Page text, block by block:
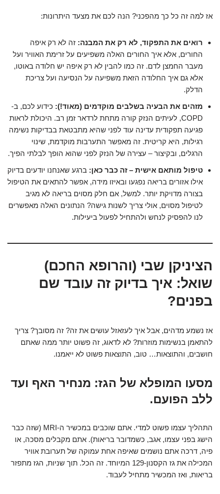
אז למה זה כל כך מהפכני? הנה לכם את מצעד היתרונות:
רואים את התפקוד, לא רק את המבנה: זה לא רק איפה
החורים, אלא איך החורים האלה משפיעים על זרימת האוויר ועל
מעבר החמצן לדם. זה כמו להבין לא רק איפה יש חלודה באוטו,
אלא גם איך החלודה הזאת משפיעה על הנסיעה ועל צריכת
הדלק.
מזהים את הבעיה בשלבים מוקדמים (מאוד!): כידוע לכם, ב-
COPD, לעיתים הנזק קורה מתחת לרדאר זמן רב. היכולת לראות
פגיעה תפקודית עדינה עוד לפני שהיא מתבטאת בבדיקות נשימה
רגילות, היא קריטית. זה מאפשר התערבות מוקדמת, שינוי
הרגלים, ובקיצור – עצירה של הנזק לפני שהוא הופך לבלתי הפיך.
טיפול מותאם אישית – זה כבר כאן: ברגע שאנחנו יודעים בדיוק
אילו אזורים בריאה נפגעו ובאיזו מידה, אפשר להתאים את הטיפול
בצורה מדויקת יותר. למשל, אם חלק מסוים בריאה לא מגיב
לטיפול מסוים, אולי צריך לשנות גישה? הנתונים האלה מאפשרים
לנו להפסיק לנחש ולהתחיל לפעול ביעילות.
הציניקן שבי (והרופא החכם)
שואל: איך בדיוק זה עובד שם
בפנים?
אז נשמע מדהים, אבל איך לעזאזל עושים את זה? זה מסובך? צריך
להתאמן בנשימות מוזרות? לא לדאוג, זה פשוט יותר ממה שאתם
חושבים, והתוצאות… טוב, התוצאות פשוט לא ייאמנו.
מסעו המופלא של הגז: מנחיר האף ועד
ללב הפועם.
התהליך עצמו פשוט למדי. אתם שוכבים במכשיר ה-MRI (שזה כבר
הישג בפני עצמו, אגב, כשמדובר בריאות). אתם מקבלים מסכה, או
פיה, דרכה אתם נושמים שאיפה אחת עמוקה של תערובת אוויר
המכילה את גז הקסנון-129 המיוחד. זה הכל. תוך שניות, הגז מתפזר
בריאות, ואז המכשיר מתחיל לעבוד.